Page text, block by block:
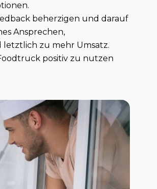
beherzigen und darauf
Ansprechen,
zu mehr Umsatz.
positiv zu nutzen